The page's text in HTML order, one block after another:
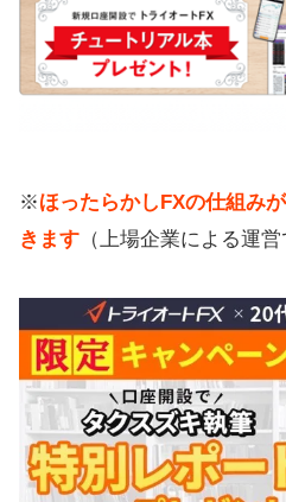
※ほったらかしFXの仕組み
きます （上場企業による運営